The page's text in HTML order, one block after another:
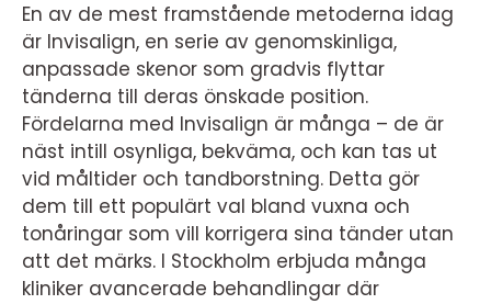
En av de mest framstående metoderna idag
är Invisalign, en serie av genomskinliga,
anpassade skenor som gradvis flyttar
tänderna till deras önskade position.
Fördelarna med Invisalign är många – de är
näst intill osynliga, bekväma, och kan tas ut
vid måltider och tandborstning. Detta gör
dem till ett populärt val bland vuxna och
tonåringar som vill korrigera sina tänder utan
att det märks. I Stockholm erbjuda många
kliniker avancerade behandlingar där